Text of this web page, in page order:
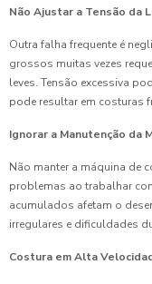
Não Ajustar a Tensão da
Outra falha frequente é
grossos muitas vezes
leves. Tensão excessiva
pode resultar em costuras
Ignorar a Manutenção da
Não manter a máquina de
problemas ao trabalhar
acumulados afetam o
irregulares e dificuldades
Costura em Alta